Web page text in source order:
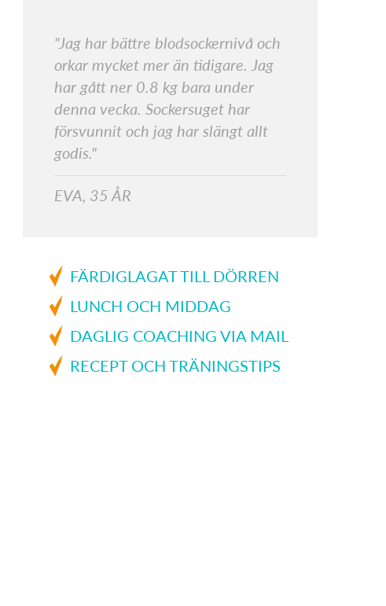
"Jag har bättre blodsockernivå och
orkar mycket mer än tidigare. Jag
har gått ner 0.8 kg bara under
denna vecka. Sockersuget har
försvunnit och jag har slängt allt
godis."
EVA, 35 ÅR
FÄRDIGLAGAT TILL DÖRREN
LUNCH OCH MIDDAG
DAGLIG COACHING VIA MAIL
RECEPT OCH TRÄNINGSTIPS